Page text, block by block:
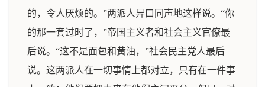
的，令人厌烦的。”两派人异口同声地这样说。“你
的那一套过时了，”帝国主义者和社会主义官僚最
后说。“这不是面包和黄油，”社会民主党人最后
说。这两派人在一切事情上都对立，只有在一件事